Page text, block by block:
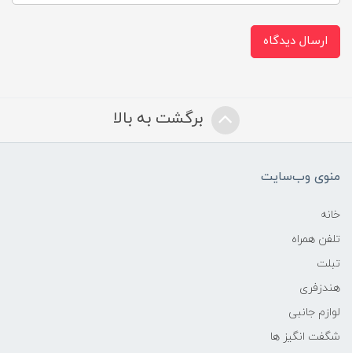
ارسال دیدگاه
برگشت به بالا
منوی وب‌سایت
خانه
تلفن همراه
تبلت
هندزفری
لوازم جانبی
شگفت انگیز ها